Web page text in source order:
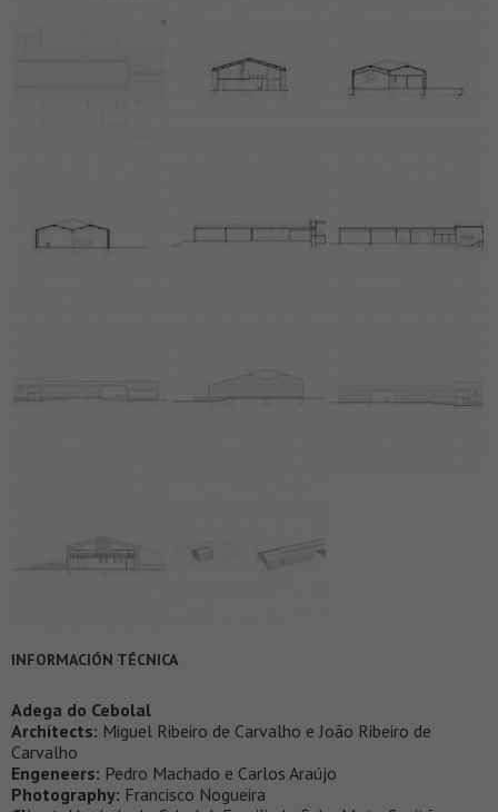
INFORMACIÓN TÉCNICA
Adega do Cebolal
Architects: Miguel Ribeiro de Carvalho e João Ribeiro de
Carvalho
Engeneers: Pedro Machado e Carlos Araújo
Photography: Francisco Nogueira